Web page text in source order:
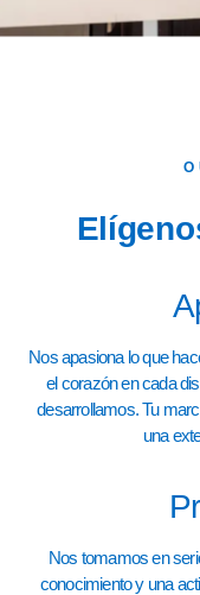
Nos apasiona lo que
el corazón en cada
desarrollamos. Tu
una
Nos tomamos en
conocimiento y una